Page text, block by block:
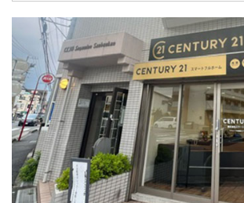
4ＬＤＫ
相模大野駅
バ9分・歩4
２０１５年６月築、積水ハウス施工住宅です。 南東…
第4位
4,080万
4ＬＤＫ
淵野辺
歩17分
南側道路に面しており日当たり良好。 キッチンから…